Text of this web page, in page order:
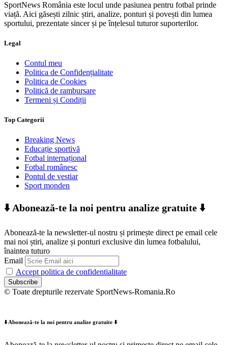
SportNews România este locul unde pasiunea pentru fotbal prinde
viață. Aici găsești zilnic știri, analize, ponturi și povești din lumea
sportului, prezentate sincer și pe înțelesul tuturor suporterilor.
Legal
Contul meu
Politica de Confidențialitate
Politica de Cookies
Politică de rambursare
Termeni și Condiții
Top Categorii
Breaking News
Educație sportivă
Fotbal internațional
Fotbal românesc
Pontul de vestiar
Sport monden
⬇️ Abonează-te la noi pentru analize gratuite ⬇️
Abonează-te la newsletter-ul nostru și primește direct pe email cele
mai noi știri, analize și ponturi exclusive din lumea fotbalului,
înaintea tuturo
Email
Accept politica de confidentialitate
© Toate drepturile rezervate SportNews-Romania.Ro
⬇️ Abonează-te la noi pentru analize gratuite ⬇️